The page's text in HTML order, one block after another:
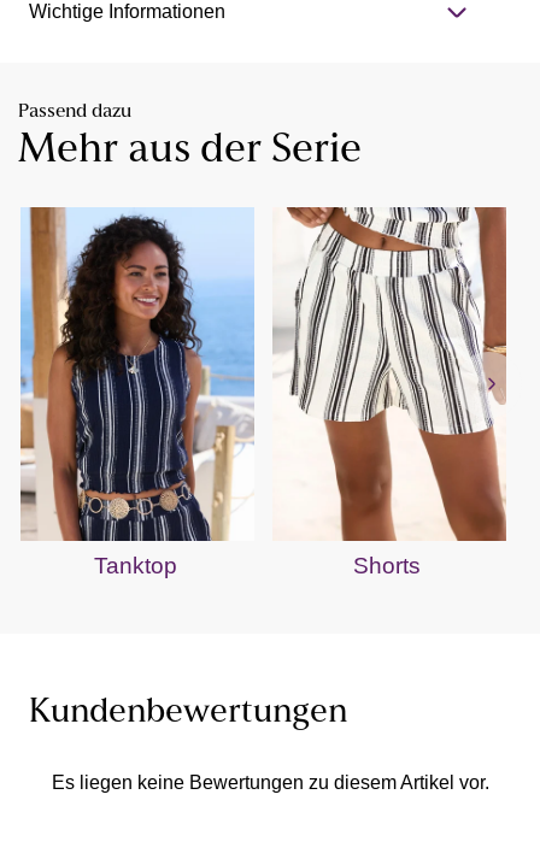
Wichtige Informationen
Passend dazu
Mehr aus der Serie
Tanktop Shorts
Kundenbewertungen
Es liegen keine Bewertungen zu diesem Artikel vor.